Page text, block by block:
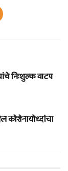
निःशुल्क वाटप
कोरोनायोध्दांचा